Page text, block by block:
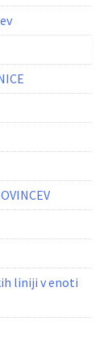
liniji v enoti